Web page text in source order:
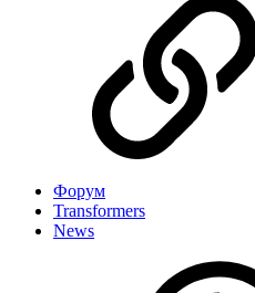
Форум
Transformers
News